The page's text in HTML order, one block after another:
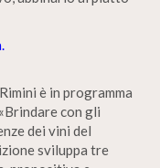
è in programma
con gli
dei vini del
sviluppa tre